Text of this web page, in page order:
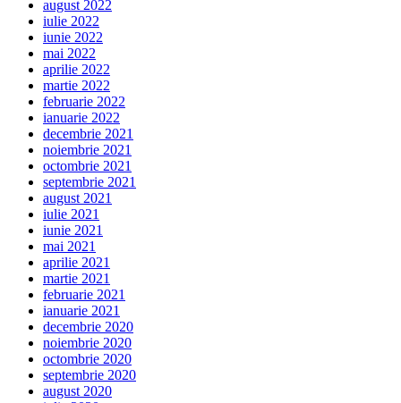
august 2022
iulie 2022
iunie 2022
mai 2022
aprilie 2022
martie 2022
februarie 2022
ianuarie 2022
decembrie 2021
noiembrie 2021
octombrie 2021
septembrie 2021
august 2021
iulie 2021
iunie 2021
mai 2021
aprilie 2021
martie 2021
februarie 2021
ianuarie 2021
decembrie 2020
noiembrie 2020
octombrie 2020
septembrie 2020
august 2020